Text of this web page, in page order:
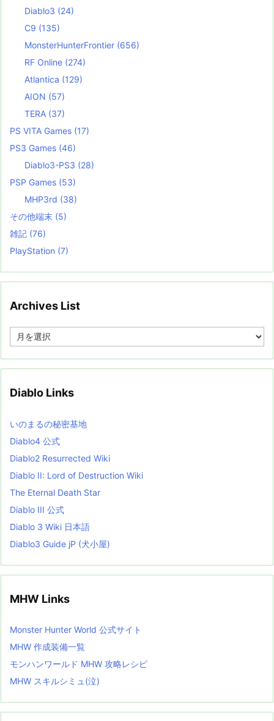
Diablo3 (24)
C9 (135)
MonsterHunterFrontier (656)
RF Online (274)
Atlantica (129)
AION (57)
TERA (37)
PS VITA Games (17)
PS3 Games (46)
Diablo3-PS3 (28)
PSP Games (53)
MHP3rd (38)
その他端末 (5)
雑記 (76)
PlayStation (7)
Archives List
e
i
s
t
Diablo Links
いのまるの秘密基地
Diablo4 公式
Diablo2 Resurrected Wiki
Diablo II: Lord of Destruction Wiki
The Eternal Death Star
Diablo III 公式
Diablo 3 Wiki 日本語
Diablo3 Guide jP (犬小屋)
MHW Links
Monster Hunter World 公式サイト
MHW 作成装備一覧
モンハンワールド MHW 攻略レシピ
MHW スキルシミュ(泣)